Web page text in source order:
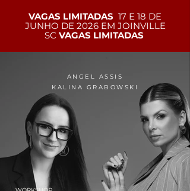
VAGAS LIMITADAS 17 E 18 DE
JUNHO DE 2026 EM JOINVILLE
SC VAGAS LIMITADAS
ANGEL ASSIS
KALINA GRABOWSKI